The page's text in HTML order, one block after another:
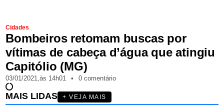
Cidades
Bombeiros retomam buscas por
vítimas de cabeça d’água que atingiu
Capitólio (MG)
03/01/2021,às 14h01 • 0 comentário
MAIS LIDAS + VEJA MAIS